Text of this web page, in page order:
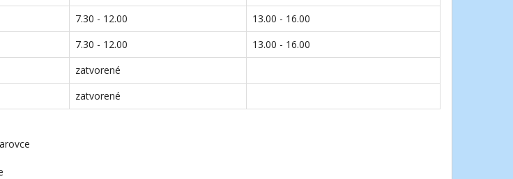
7.30 - 12.00
13.00 - 16.00
7.30 - 12.00
13.00 - 16.00
zatvorené
zatvorené